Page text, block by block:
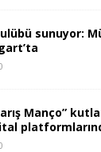
sunuyor:
Manço”